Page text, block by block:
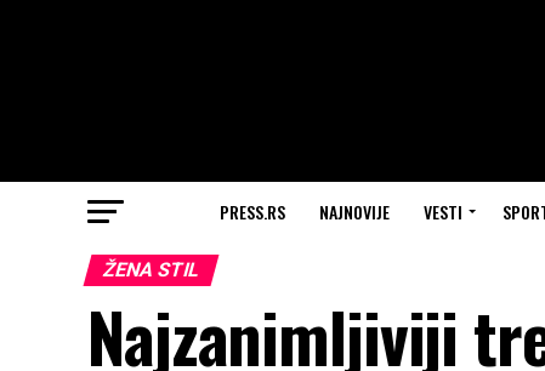
PRESS.RS NAJNOVIJE VESTI
ŽENA STIL
Najzanimljiviji